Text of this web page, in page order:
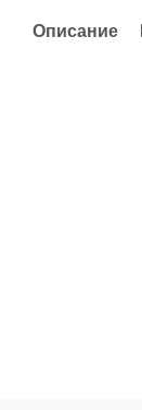
Описание